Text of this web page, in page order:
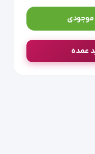
موجودی
عمده